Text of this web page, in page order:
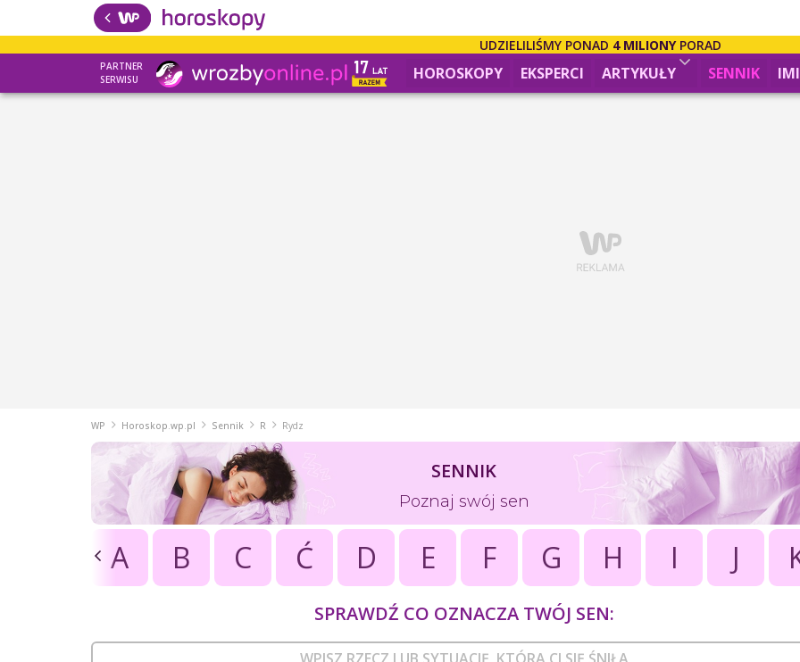
UDZIELILIŚMY PONAD 4 MILIONYPORAD
PARTNER
SERWISU
HOROSKOPY EKSPERCI ARTYKUŁY SENNIK
WP Horoskop.wp.pl Sennik R Rydz
SENNIK
Poznaj swój sen
A B C Ć D E F G H I J
SPRAWDŹ CO OZNACZA TWÓJ SEN: